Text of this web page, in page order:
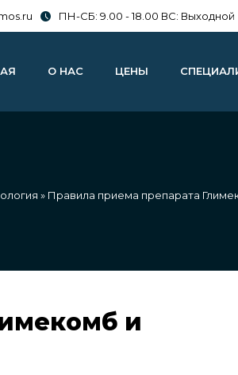
ПН-СБ: 9.00 - 18.00 ВС: Выходной
О НАС ЦЕНЫ
» Правила приема препарата
и